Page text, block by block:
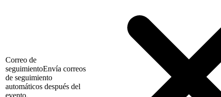
Correo de
seguimientoEnvía correos
de seguimiento
automáticos después del